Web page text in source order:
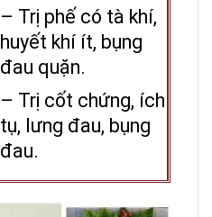
– Trị phế có tà khí,
huyết khí ít, bụng
đau quặn.
– Trị cốt chứng, ích
tụ, lưng đau, bụng
đau.